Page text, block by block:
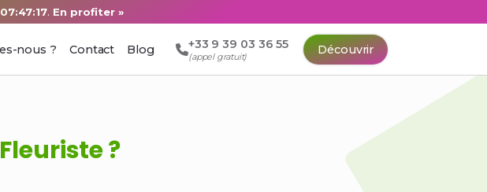
07:47:16. En profiter »
nous ? Contact Blog +33 9 39 03 36 55
(appel gratuit)
Découvrir
?